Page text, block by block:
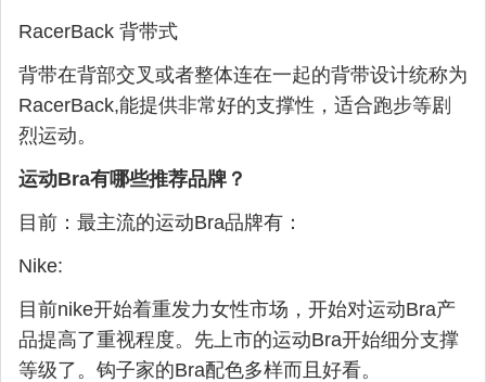
RacerBack 背带式
背带在背部交叉或者整体连在一起的背带设计统称为
RacerBack,能提供非常好的支撑性，适合跑步等剧
烈运动。
运动Bra有哪些推荐品牌？
目前：最主流的运动Bra品牌有：
Nike:
目前nike开始着重发力女性市场，开始对运动Bra产
品提高了重视程度。先上市的运动Bra开始细分支撑
等级了。钩子家的Bra配色多样而且好看。